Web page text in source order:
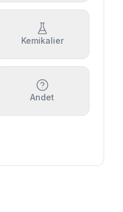
Kemikalier
Andet